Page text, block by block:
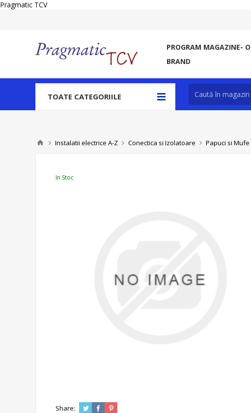
Pragmatic TCV
PROGRAM MAGAZINE-
BRAND
TOATE CATEGORIILE
Instalatii electrice A-Z Conectica si Izolatoare Papuci si
In Stoc
Share: